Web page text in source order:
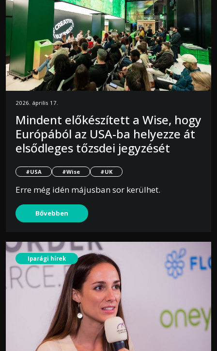
2026. április 17.
Mindent előkészített a Wise, hogy
Európából az USA-ba helyezze át
elsődleges tőzsdei jegyzését
#USA #Wise #UK
Erre még idén májusban sor kerülhet.
Bővebben
Iparági hírek